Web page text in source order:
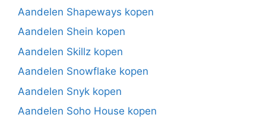
Aandelen Shapeways kopen
Aandelen Shein kopen
Aandelen Skillz kopen
Aandelen Snowflake kopen
Aandelen Snyk kopen
Aandelen Soho House kopen